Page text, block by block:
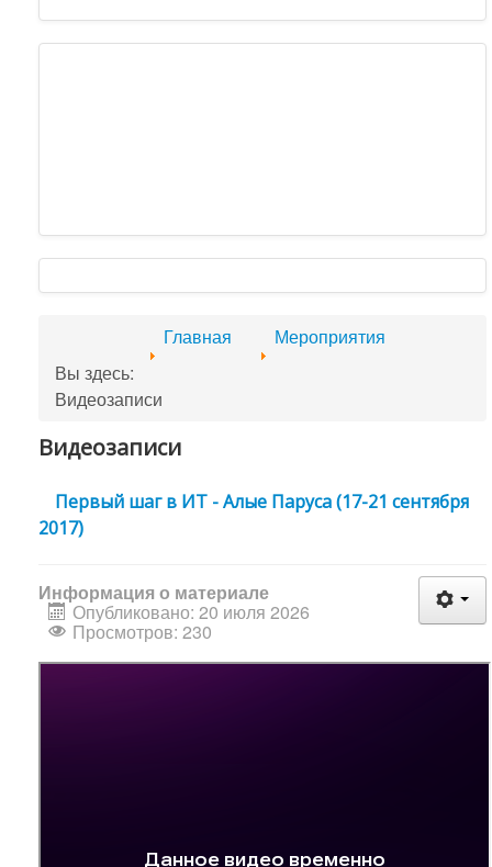
Вы здесь:
Главная Мероприятия
Видеозаписи
Видеозаписи
Первый шаг в ИТ - Алые Паруса (17-21 сентября
2017)
Информация о материале
Опубликовано: 20 июля 2026
Просмотров: 230